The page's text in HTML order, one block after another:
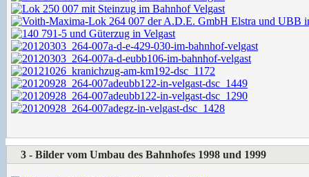
3 - Bilder vom Umbau des Bahnhofes 1998 und 1999